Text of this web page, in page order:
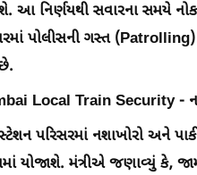
આ નિર્ણયથી સવારના સમયે
પોલીસની ગસ્ત
Local Train Security -
પરિસરમાં નશાખોરો અને
યોજાશે. મંત્રીએ જણાવ્યું કે,